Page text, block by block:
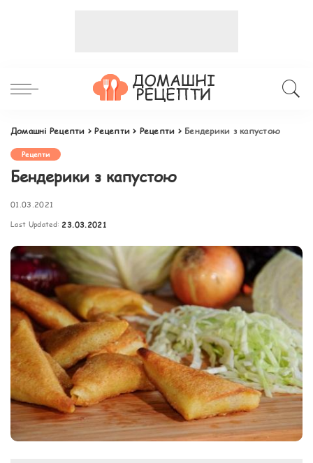
Домашні Рецепти >Рецепти > Рецепти > Бендерики з капустою
Рецепти
Бендерики з капустою
01.03.2021
Last Updated: 23.03.2021